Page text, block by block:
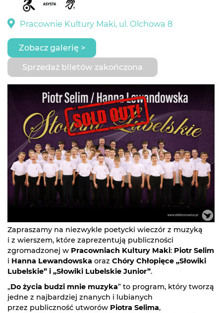
Pracownie Kultury Maki, ul. Olchowa 8
Zobacz galerię >
Sprzedaż biletów zakończona
Zapraszamy na niezwykle poetycki wieczór z muzyką
i z wierszem, które zaprezentują publiczności
zgromadzonej w Pracowniach Kultury Maki: Piotr Selim
i Hanna Lewandowska oraz Chóry Chłopięce „Słowiki
Lubelskie” i „Słowiki Lubelskie Junior”.
„Do życia budzi mnie muzyka” to program, który tworzą
jedne z najbardziej znanych i lubianych
przez publiczność utworów Piotra Selima,